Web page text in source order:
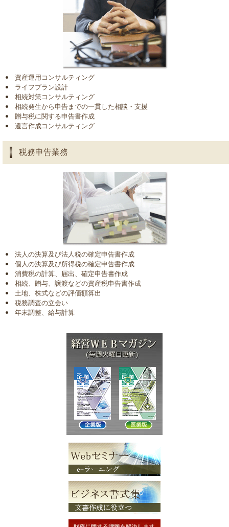
資産運用コンサルティング
ライフプラン設計
相続対策コンサルティング
相続発生から申告までの一貫した相談・支援
贈与税に関する申告書作成
遺言作成コンサルティング
税務申告業務
法人の決算及び法人税の確定申告書作成
個人の決算及び所得税の確定申告書作成
消費税の計算、届出、確定申告書作成
相続、贈与、譲渡などの資産税申告書作成
土地、株式などの評価額算出
税務調査の立会い
年末調整、給与計算